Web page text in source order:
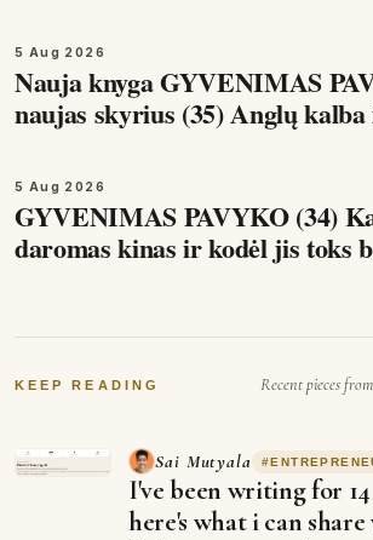
veikia humoras ir kodėl…
5 Aug 2026
Nauja knyga GYVENIMAS
naujas skyrius (35) Anglų
anglų kalbos…
5 Aug 2026
GYVENIMAS PAVYKO (34)
daromas kinas ir kodėl jis toks
KEEP READING Recent pieces
Sai Mutyala #
I've been writing for
here's what i can